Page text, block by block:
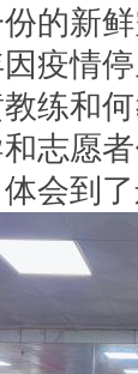
的新
疫情
练和
志愿
会到